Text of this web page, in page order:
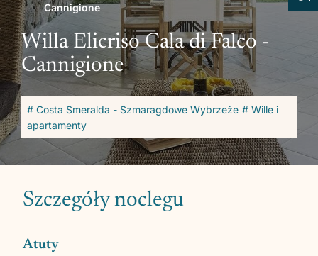
Cannigione
Willa Elicriso Cala di Falco -
Cannigione
# Costa Smeralda - Szmaragdowe Wybrzeże # Wille i
apartamenty
Szczegóły noclegu
Atuty